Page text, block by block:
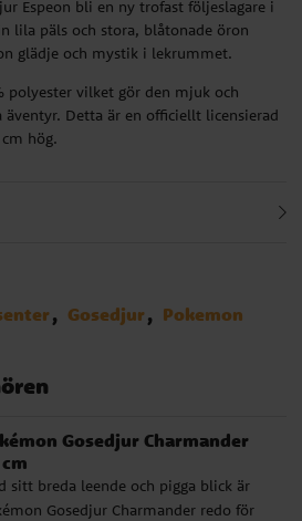
Espeon bli en ny trofast följeslagare i
lila päls och stora, blåtonade öron
glädje och mystik i lekrummet.
polyester vilket gör den mjuk och
äventyr. Detta är en officiellt licensierad
hög.
Gosedjur Pokemon
Gosedjur Charmander
sitt breda leende och pigga blick är
Gosedjur Charmander redo för